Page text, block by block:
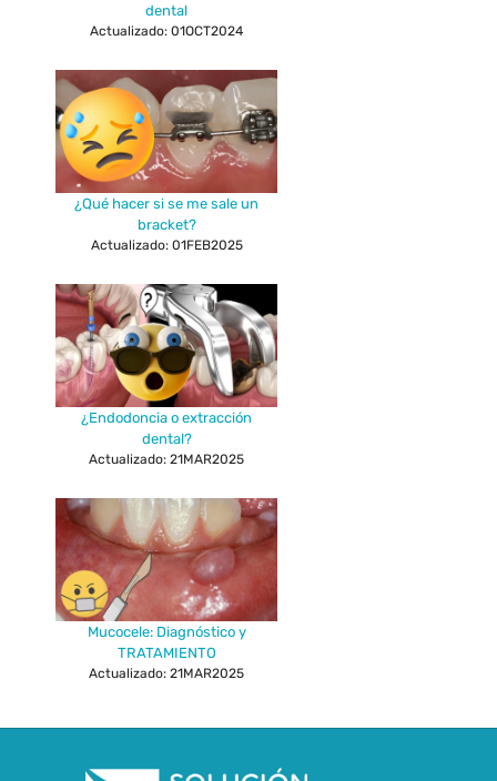
dental
Actualizado: 01OCT2024
¿Qué hacer si se me sale un
bracket?
Actualizado: 01FEB2025
¿Endodoncia o extracción
dental?
Actualizado: 21MAR2025
Mucocele: Diagnóstico y
TRATAMIENTO
Actualizado: 21MAR2025